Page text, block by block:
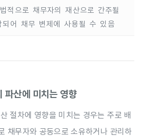
적으로 채무자의 재산으로 간주될
어 채무 변제에 사용될 수 있음
파산에 미치는 영향
절차에 영향을 미치는 경우는 주로 배
채무자와 공동으로 소유하거나 관리하